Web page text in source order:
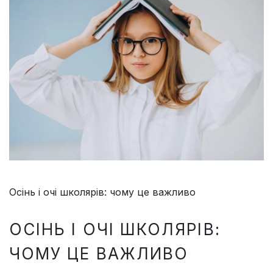
Осінь і очі школярів: чому це важливо
ОСІНЬ І ОЧІ ШКОЛЯРІВ:
ЧОМУ ЦЕ ВАЖЛИВО